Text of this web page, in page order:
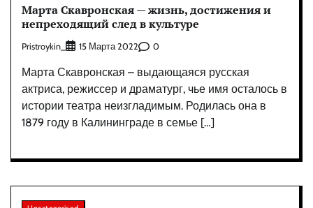
Марта Скавронская — жизнь, достижения и
непреходящий след в культуре
Pristroykin_ 15 Марта 2022 0
Марта Скавронская – выдающаяся русская
актриса, режиссер и драматург, чье имя осталось в
истории театра неизгладимым. Родилась она в
1879 году в Калининграде в семье […]